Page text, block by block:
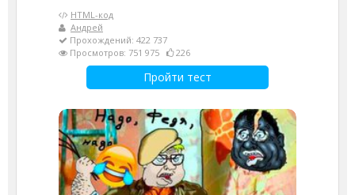
HTML-код
Андрей
Прохождений: 422 737
Просмотров: 751 975
226
Пройти тест